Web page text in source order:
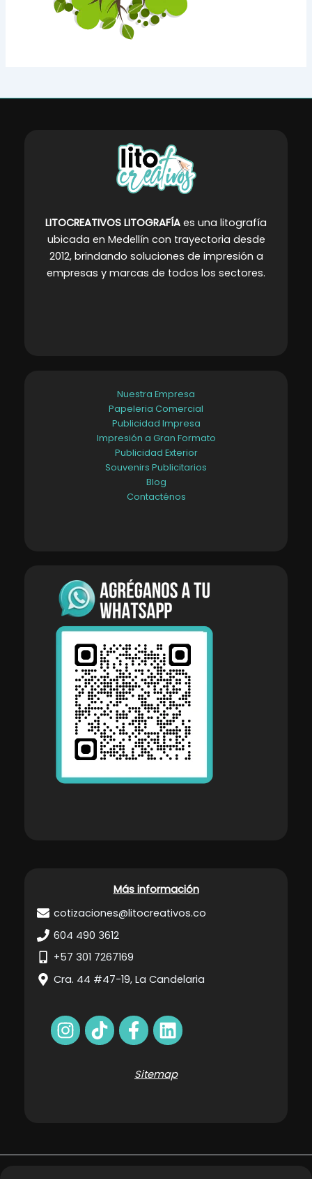
LITOCREATIVOS LITOGRAFÍA es una litografía
ubicada en Medellín con trayectoria desde
2012, brindando soluciones de impresión a
empresas y marcas de todos los sectores.
Nuestra Empresa
Papeleria Comercial
Publicidad Impresa
Impresión a Gran Formato
Publicidad Exterior
Souvenirs Publicitarios
Blog
Contacténos
Más información
cotizaciones@litocreativos.co
604 490 3612
+57 301 7267169
Cra. 44 #47-19, La Candelaria
Sitemap